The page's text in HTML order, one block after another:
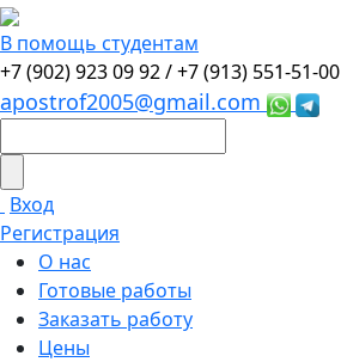
В помощь студентам
+7 (902) 923 09 92 /+7 (913) 551-51-00
apostrof2005@gmail.com
Вход
Регистрация
О нас
Готовые работы
Заказать работу
Цены